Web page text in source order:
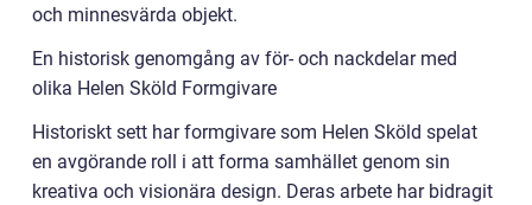
och minnesvärda objekt.
En historisk genomgång av för- och nackdelar med
olika Helen Sköld Formgivare
Historiskt sett har formgivare som Helen Sköld spelat
en avgörande roll i att forma samhället genom sin
kreativa och visionära design. Deras arbete har bidragit